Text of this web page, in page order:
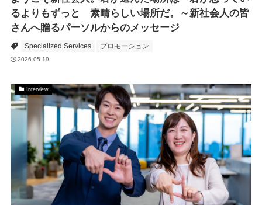
るよりもずっと 素晴らしい場所だ。～新社会人の皆
さんへ贈るパーソルからのメッセージ
Specialized Services プロモーション
2026.05.19
Interview